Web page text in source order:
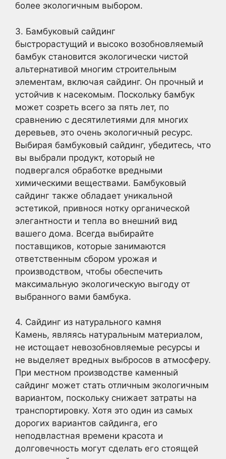
более экологичным выбором.
3. Бамбуковый сайдинг
быстрорастущий и высоко возобновляемый
бамбук становится экологически чистой
альтернативой многим строительным
элементам, включая сайдинг. Он прочный и
устойчив к насекомым. Поскольку бамбук
может созреть всего за пять лет, по
сравнению с десятилетиями для многих
деревьев, это очень экологичный ресурс.
Выбирая бамбуковый сайдинг, убедитесь, что
вы выбрали продукт, который не
подвергался обработке вредными
химическими веществами. Бамбуковый
сайдинг также обладает уникальной
эстетикой, привнося нотку органической
элегантности и тепла во внешний вид
вашего дома. Всегда выбирайте
поставщиков, которые занимаются
ответственным сбором урожая и
производством, чтобы обеспечить
максимальную экологическую выгоду от
выбранного вами бамбука.
4. Сайдинг из натурального камня
Камень, являясь натуральным материалом,
не истощает невозобновляемые ресурсы и
не выделяет вредных выбросов в атмосферу.
При местном производстве каменный
сайдинг может стать отличным экологичным
вариантом, поскольку снижает затраты на
транспортировку. Хотя это один из самых
дорогих вариантов сайдинга, его
неподвластная времени красота и
долговечность могут сделать его стоящей